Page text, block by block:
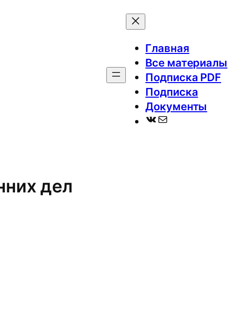
Главная
Все материалы
Подписка PDF
Подписка
Документы
ВКонтакте
Почта
дел